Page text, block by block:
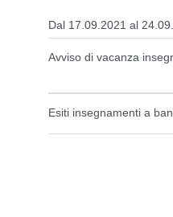
Dal 17.09.2021 al
Avviso di vacanza
Esiti insegnamenti a